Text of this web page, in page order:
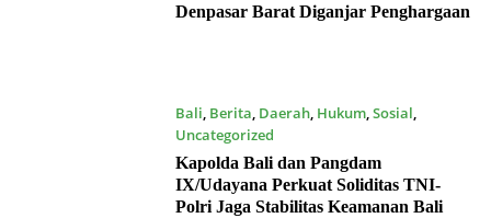
Denpasar Barat Diganjar Penghargaan
Bali, Berita, Daerah, Hukum,Sosial,
Uncategorized
15/07/2026
Kapolda Bali dan Pangdam
IX/Udayana Perkuat Soliditas TNI-
Polri Jaga Stabilitas Keamanan Bali